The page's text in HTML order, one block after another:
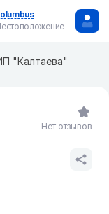
"Калтаева"
Нет отзывов